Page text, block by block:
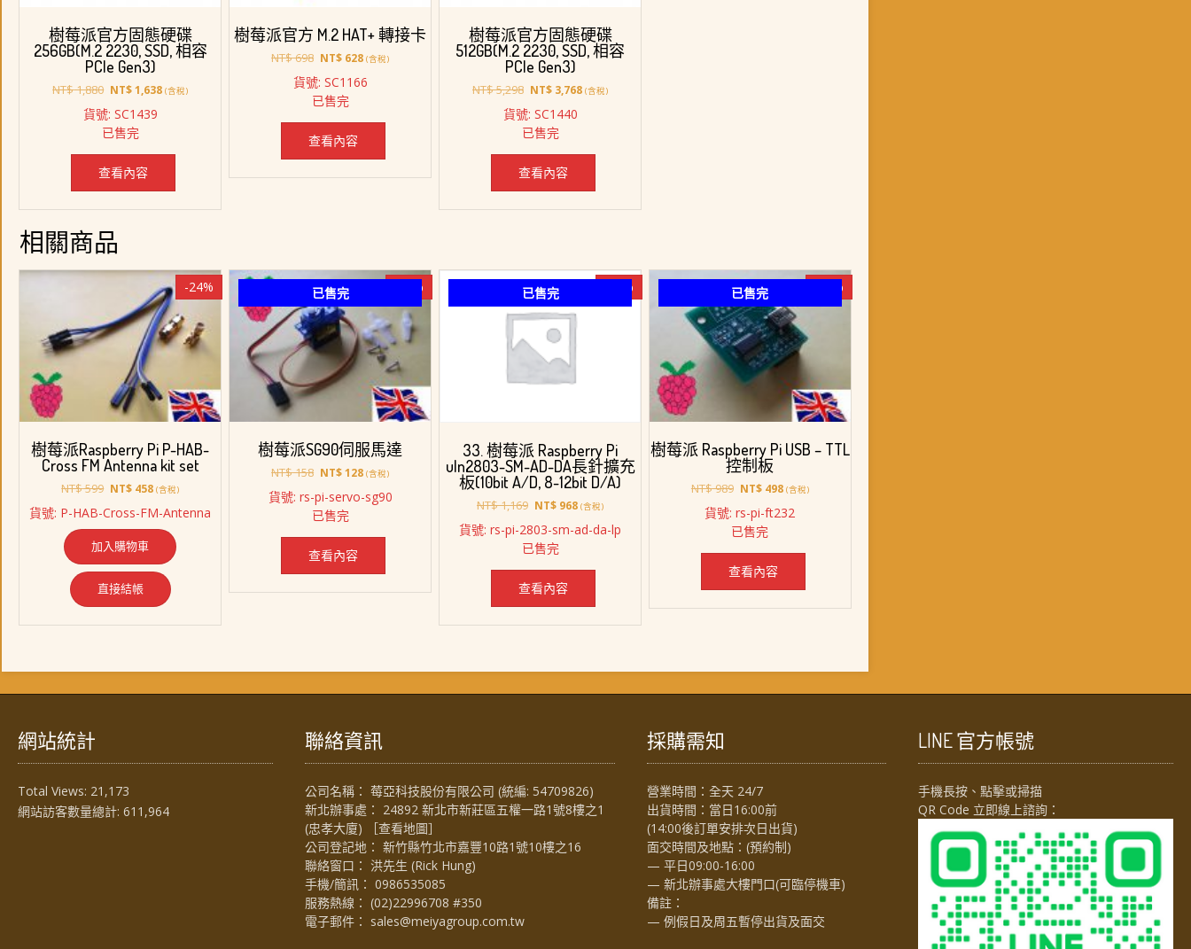
樹莓派官方固態硬碟
256GB(M.2 2230, SSD, 相容
PCIe Gen3)
NT$1,880 原
價
格：
NT$ 1,880。
NT$1,638目
NT$ 1,638。
(含稅)
貨號: SC1439
已售完
查看內容
樹莓派官方 M.2 HAT+ 轉接卡
NT$698 原
價
格：
NT$ 698。
NT$ 628目
價
NT$ 628。
(含稅)
貨號: SC1166
已售完
查看內容
樹莓派官方固態硬碟
512GB(M.2 2230, SSD, 相容
PCIe Gen3)
NT$5,298 原
價
格：
NT$ 5,298。
NT$ 3,768目
NT$ 3,768。
(含稅)
貨號: SC1440
已售完
查看內容
相關商品
-24%
樹莓派Raspberry Pi P-HAB-
Cross FM Antenna kit set
NT$599 原
價
NT$ 599。
NT$ 458目
價
格：
NT$ 458。
(含稅)
貨號: P-HAB-Cross-FM-Antenna
加入購物車
直接結帳
已售完 -19%
樹莓派SG90伺服馬達
NT$158 原
價
格：
NT$ 158。
NT$128目
價
NT$ 128。
(含稅)
貨號: rs-pi-servo-sg90
已售完
查看內容
已售完 -17%
33. 樹莓派 Raspberry Pi
uln2803-SM-AD-DA長針擴充
板(10bit A/D, 8-12bit D/A)
NT$1,169 原
價
格：
NT$ 1,169。
NT$ 968目
價
NT$ 968。
(含稅)
貨號: rs-pi-2803-sm-ad-da-lp
已售完
查看內容
已售完 -50%
樹莓派 Raspberry Pi USB – TTL
控制板
NT$989 原
價
格：
NT$ 989。
NT$498目
價
NT$ 498。
(含稅)
貨號: rs-pi-ft232
已售完
查看內容
網站統計
Total Views: 21,173
網站訪客數量總計: 611,964
聯絡資訊
公司名稱： 莓亞科技股份有限公司 (統編: 54709826)
新北辦事處： 24892 新北市新莊區五權一路1號8樓之1
(忠孝大廈) ［查看地圖］
公司登記地： 新竹縣竹北市嘉豐10路1號10樓之16
聯絡窗口： 洪先生 (Rick Hung)
手機/簡訊： 0986535085
服務熱線： (02)22996708 #350
電子郵件： sales@meiyagroup.com.tw
採購需知
營業時間：全天 24/7
出貨時間：當日16:00前
(14:00後訂單安排次日出貨)
面交時間及地點：(預約制)
— 平日09:00-16:00
— 新北辦事處大樓門口(可臨停機車)
備註：
— 例假日及周五暫停出貨及面交
LINE 官方帳號
手機長按、點擊或掃描
QR Code 立即線上諮詢：